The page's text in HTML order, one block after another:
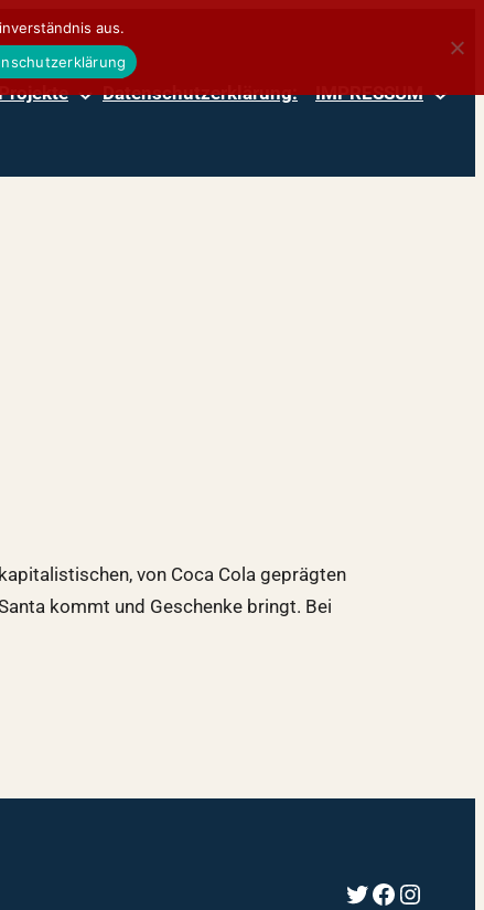
Datenschutzerklärung: IMPRESSUM
von Coca Cola geprägten
kommt und Geschenke bringt. Bei
Twitter
Facebook
aus.